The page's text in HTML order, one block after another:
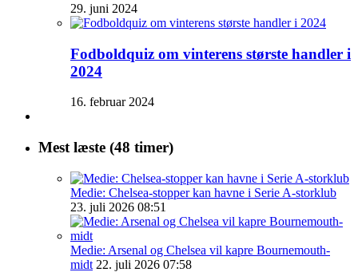
29. juni 2024
Fodboldquiz om vinterens største handler i
2024
16. februar 2024
Mest læste (48 timer)
Medie: Chelsea-stopper kan havne i Serie A-storklub
23. juli 2026 08:51
Medie: Arsenal og Chelsea vil kapre Bournemouth-
midt 22. juli 2026 07:58